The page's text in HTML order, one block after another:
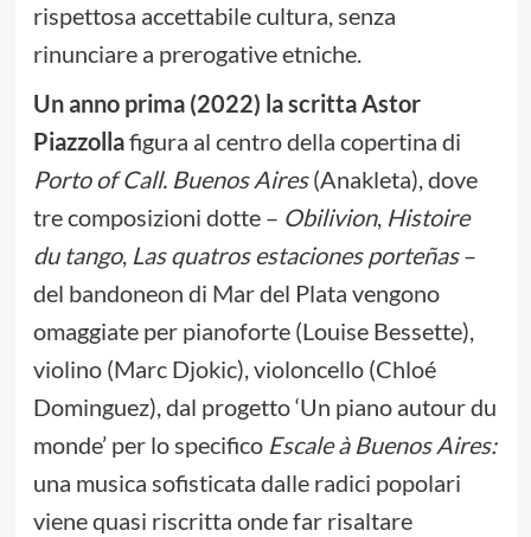
rispettosa accettabile cultura, senza
rinunciare a prerogative etniche.
Un anno prima (2022) la scritta Astor
Piazzollafigura al centro della copertina di
Porto of Call. Buenos Aires(Anakleta), dove
tre composizioni dotte – Obilivion, Histoire
du tango, Las quatros estaciones porteñas–
del bandoneon di Mar del Plata vengono
omaggiate per pianoforte (Louise Bessette),
violino (Marc Djokic), violoncello (Chloé
Dominguez), dal progetto ‘Un piano autour du
monde’ per lo specifico Escale à Buenos Aires:
una musica sofisticata dalle radici popolari
viene quasi riscritta onde far risaltare